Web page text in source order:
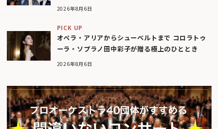
2026年8月6日
PICK UP
オペラ・アリアからシューベルトまで コロラトゥ
ーラ・ソプラノ田中彩子が贈る極上のひととき
2026年8月6日